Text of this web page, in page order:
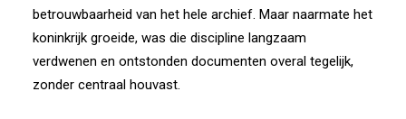
betrouwbaarheid van het hele archief. Maar naarmate het
koninkrijk groeide, was die discipline langzaam
verdwenen en ontstonden documenten overal tegelijk,
zonder centraal houvast.